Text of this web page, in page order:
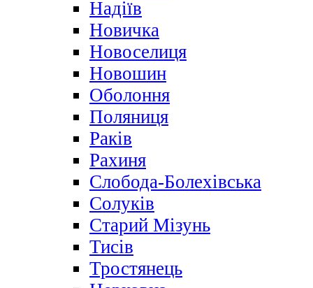
Надіїв
Новичка
Новоселиця
Новошин
Оболоння
Поляниця
Раків
Рахиня
Слобода-Болехівська
Солуків
Старий Мізунь
Тисів
Тростянець